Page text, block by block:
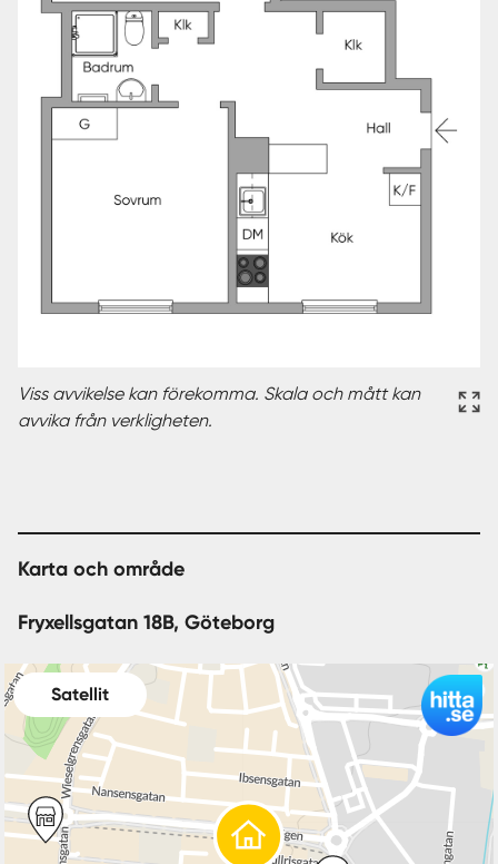
Viss avvikelse kan förekomma. Skala och mått kan
avvika från verkligheten.
Karta och område
Fryxellsgatan 18B, Göteborg
Satellit